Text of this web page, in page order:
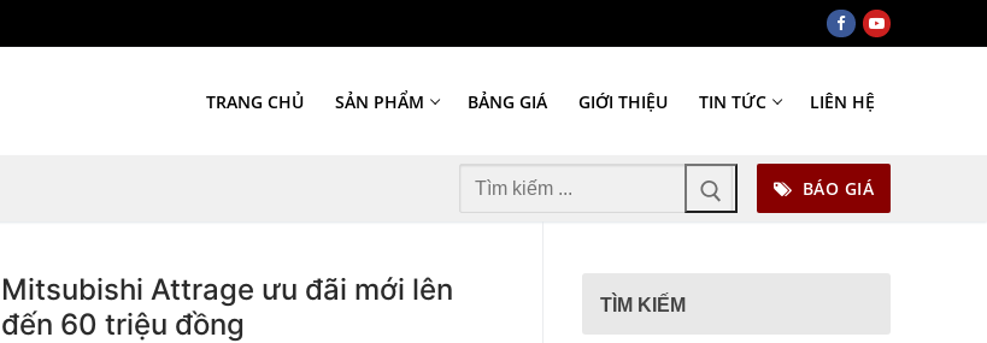
TRANG CHỦ SẢN PHẨM BẢNG GIÁ GIỚI THIỆU TIN TỨC LIÊN HỆ
Tìm
BÁO GIÁ
Mitsubishi Attrage ưu đãi mới lên
đến 60 triệu đồng
TÌM KIẾM